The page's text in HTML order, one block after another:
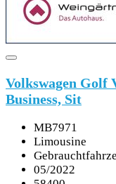
Volkswagen Golf
Business, Sit
MB7971
Limousine
05/2022